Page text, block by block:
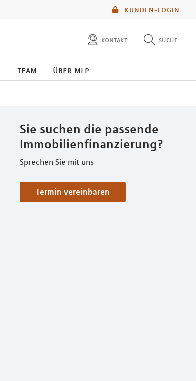
KUNDEN-LOGIN
kontakt suche
diese website durchsuchen
team über mlp
Sie suchen die passende
Immobilienfinanzierung?
Sprechen Sie mit uns
Termin vereinbaren